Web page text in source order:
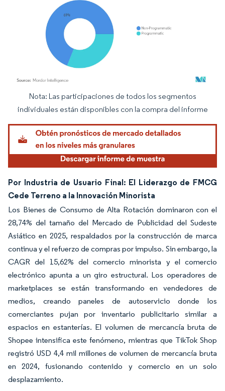
Imagen © Mordor Intelligence. El uso requiere atribución según CC BY 4.0.
Nota: Las participaciones de todos los segmentos
individuales están disponibles con la compra del informe
Por Industria de Usuario Final: El Liderazgo de FMCG
Cede Terreno a la Innovación Minorista
Los Bienes de Consumo de Alta Rotación dominaron con el
28,74% del tamaño del Mercado de Publicidad del Sudeste
Asiático en 2025, respaldados por la construcción de marca
continua y el refuerzo de compras por impulso. Sin embargo, la
CAGR del 15,62% del comercio minorista y el comercio
electrónico apunta a un giro estructural. Los operadores de
marketplaces se están transformando en vendedores de
medios, creando paneles de autoservicio donde los
comerciantes pujan por inventario publicitario similar a
espacios en estanterías. El volumen de mercancía bruta de
Shopee intensifica este fenómeno, mientras que TikTok Shop
registró USD 4,4 mil millones de volumen de mercancía bruta
en 2024, fusionando contenido y comercio en un solo
desplazamiento.